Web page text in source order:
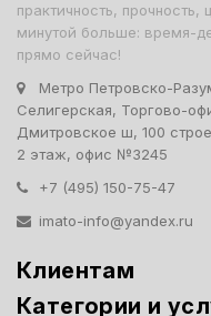
практичность,
минутой больше: время-
прямо сейчас!
Метро Петровско-
Селигерская, Торгово-
Дмитровское ш, 100
2 этаж, офис №3245
+7 (495) 150-75-47
imato-info@yandex.ru
Клиентам
Категории и